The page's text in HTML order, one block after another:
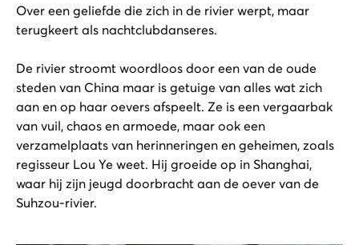
Over een geliefde die zich in de rivier werpt, maar
terugkeert als nachtclubdanseres.
De rivier stroomt woordloos door een van de oude
steden van China maar is getuige van alles wat zich
aan en op haar oevers afspeelt. Ze is een vergaarbak
van vuil, chaos en armoede, maar ook een
verzamelplaats van herinneringen en geheimen, zoals
regisseur Lou Ye weet. Hij groeide op in Shanghai,
waar hij zijn jeugd doorbracht aan de oever van de
Suhzou-rivier.